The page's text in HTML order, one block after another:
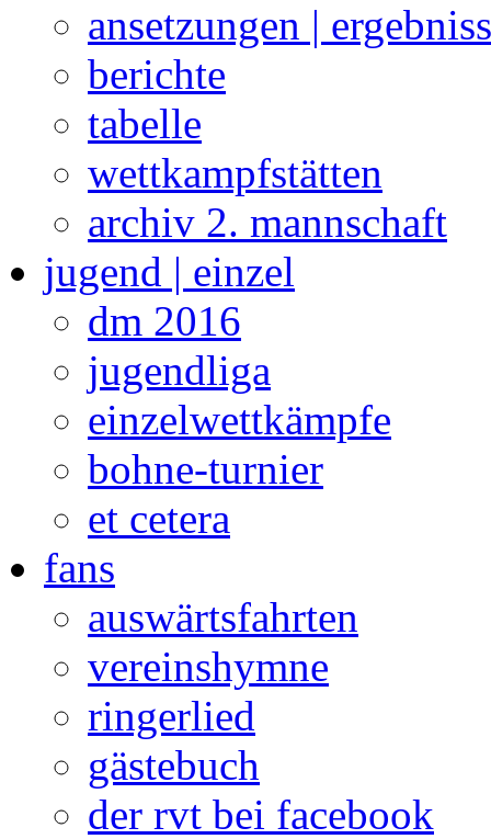
ansetzungen |
berichte
tabelle
wettkampfstätten
archiv 2. mannschaft
jugend | einzel
dm 2016
jugendliga
einzelwettkämpfe
bohne-turnier
et cetera
fans
auswärtsfahrten
vereinshymne
ringerlied
gästebuch
der rvt bei facebook